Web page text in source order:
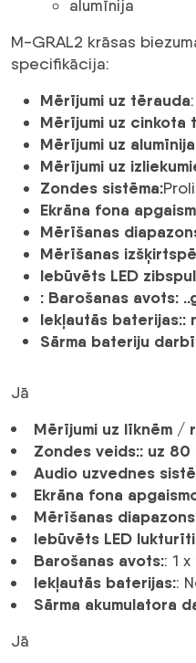
alumīnija
M-GRAL2 krāsas
specifikācija:
Mērījumi uz tērauda
Mērījumi uz cinkota
Mērījumi uz alumīnija
Mērījumi uz
Zondes sistēma:
Ekrāna fona
Mērīšanas
Mērīšanas
Iebūvēts LED
: Barošanas avots:
Iekļautās baterijas::
Sārma bateriju
Jā
Mērījumi uz līknēm /
Zondes veids:: uz 80
Audio uzvednes
Ekrāna fona
Mērīšanas
Iebūvēts LED
Barošanas avots:: 1
Iekļautās baterijas::
Sārma akumulatora
Jā